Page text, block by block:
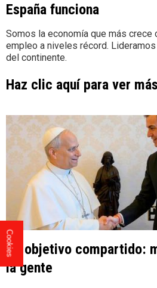
España funciona
Somos la economía que más crece
empleo a niveles récord.
del continente.
Haz clic aquí para ver
Un objetivo compartido:
la gente
Cookies